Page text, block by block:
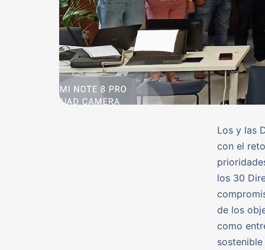
Los y las
con el
los 30
de los
como